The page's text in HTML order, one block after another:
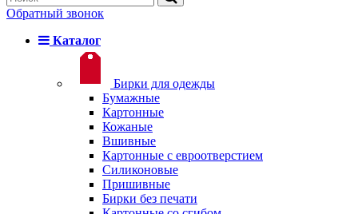
Обратный звонок
Каталог
Бирки для одежды
Бумажные
Картонные
Кожаные
Вшивные
Картонные с евроотверстием
Силиконовые
Пришивные
Бирки без печати